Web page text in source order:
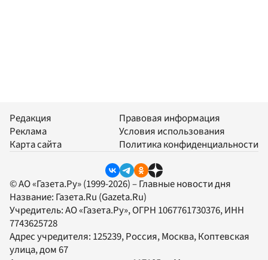
Редакция
Реклама
Карта сайта
Правовая информация
Условия использования
Политика конфиденциальности
© АО «Газета.Ру» (1999-2026) – Главные новости дня
Название: Газета.Ru (Gazeta.Ru)
Учредитель:АО «Газета.Ру», ОГРН 1067761730376, ИНН
7743625728
Адрес учредителя: 125239, Россия, Москва, Коптевская
улица, дом 67